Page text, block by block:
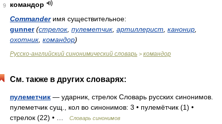
9
командор
Commander имя существительное:
gunner (стрелок пулеметчик артиллерист канонир
охотник командор)
Русско-английский синонимический словарь > командор
См. также в других словарях:
пулеметчик — ударник, стрелок Словарь русских синонимов.
пулеметчик сущ., кол во синонимов: 3 • пулемётчик (1) •
стрелок (22) • …
Словарь синонимов